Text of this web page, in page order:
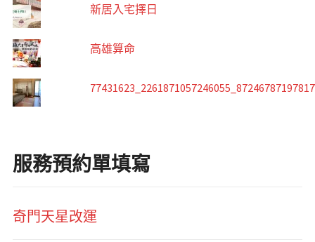
新居入宅擇日
高雄算命
服務預約單填寫
奇門天星改運